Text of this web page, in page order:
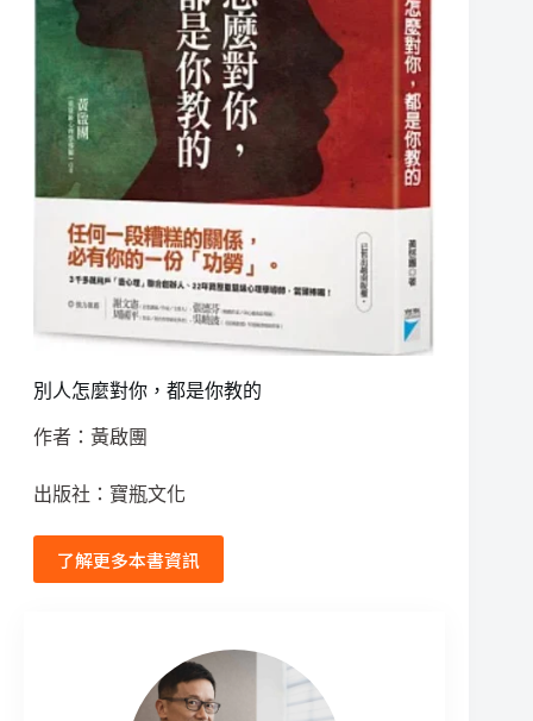
別人怎麼對你，都是你教的
作者：黃啟團
出版社：寶瓶文化
了解更多本書資訊